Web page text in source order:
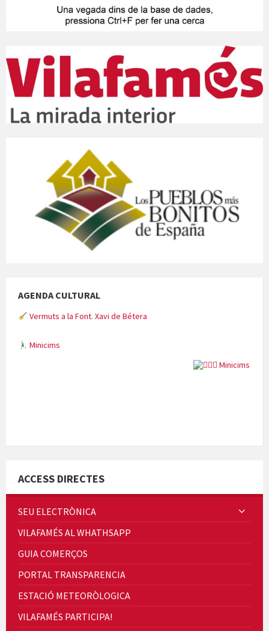
AGENDA CULTURAL
Vermuts a la Font. Xavi de Bétera
Minicims
Cicle de Cine i Dones rurals
Concerts al Museu
ACCESS DIRECTES
SEU ELECTRÒNICA
VILAFAMÉS AL WHATHSAPP
GUIA COMERÇOS
PORTAL TRANSPARENCIA
ESTACIÓ METEORÒLOGICA
VILAFAMÉS PARTICIPA!